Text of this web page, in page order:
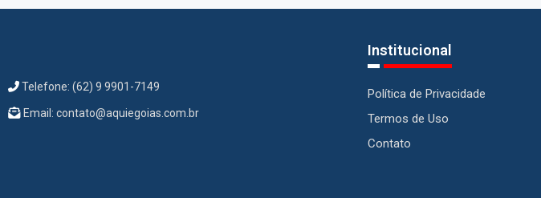
Telefone: (62) 9 9901-7149
Email: contato@aquiegoias.com.br
Institucional
Política de Privacidade
Termos de Uso
Contato